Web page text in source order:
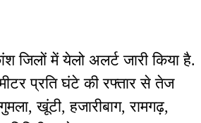
में येलो अलर्ट जारी किया है.
प्रति घंटे की रफ्तार से तेज
खूंटी, हजारीबाग, रामगढ़,